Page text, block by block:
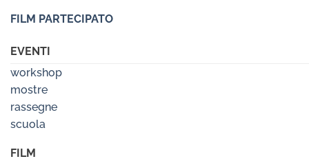
FILM PARTECIPATO
EVENTI
workshop
mostre
rassegne
scuola
FILM